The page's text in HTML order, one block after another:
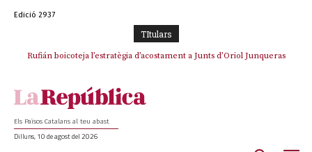
Edició 2937
TItulars
Rufián boicoteja l’estratègia d’acostament a Junts d’Oriol Junqueras
Els Països Catalans al teu abast
Dilluns, 10 de agost del 2026